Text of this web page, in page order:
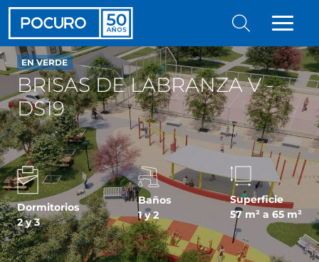
EN VERDE
BRISAS DE LABRANZA V -
DS19
Dormitorios
2 y 3
Baños
1 y 2
Superficie
57 m² a 65 m²